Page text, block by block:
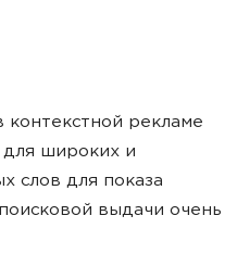
рекламе
для широких и
слов для показа
выдачи очень